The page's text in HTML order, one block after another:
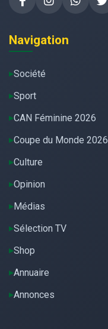
Navigation
Société
Sport
CAN Féminine 2026
Coupe du Monde 2026
Culture
Opinion
Médias
Sélection TV
Shop
Annuaire
Annonces